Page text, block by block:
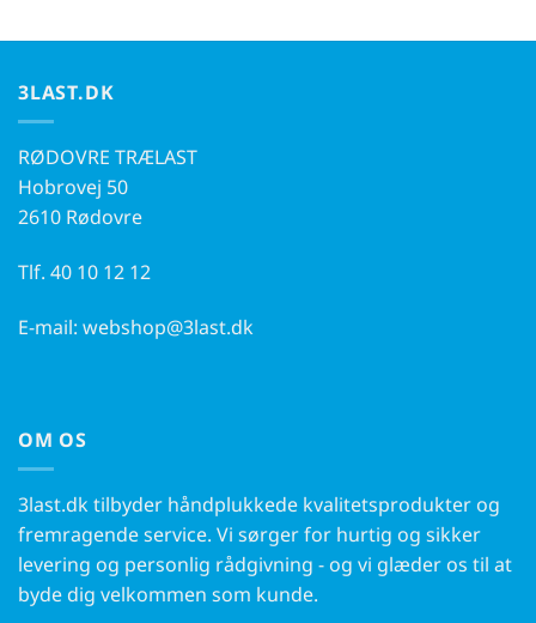
3LAST.DK
RØDOVRE TRÆLAST
Hobrovej 50
2610 Rødovre
Tlf. 40 10 12 12
E-mail: webshop@3last.dk
OM OS
3last.dk tilbyder håndplukkede kvalitetsprodukter og
fremragende service. Vi sørger for hurtig og sikker
levering og personlig rådgivning - og vi glæder os til at
byde dig velkommen som kunde.